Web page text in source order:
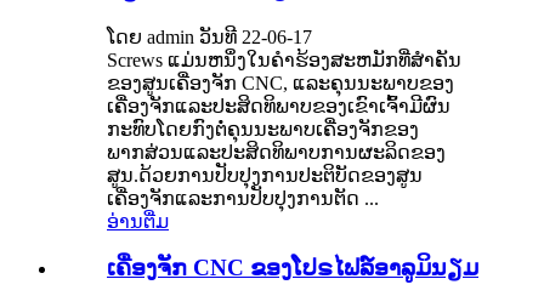
ໂດຍ admin ວັນທີ 22-06-17
Screws ແມ່ນຫນຶ່ງໃນຄໍາຮ້ອງສະຫມັກທີ່ສໍາຄັນ
ຂອງສູນເຄື່ອງຈັກ CNC, ແລະຄຸນນະພາບຂອງ
ເຄື່ອງຈັກແລະປະສິດທິພາບຂອງເຂົາເຈົ້າມີຜົນ
ກະທົບໂດຍກົງຕໍ່ຄຸນນະພາບເຄື່ອງຈັກຂອງ
ພາກສ່ວນແລະປະສິດທິພາບການຜະລິດຂອງ
ສູນ.ດ້ວຍການປັບປຸງການປະຕິບັດຂອງສູນ
ເຄື່ອງຈັກແລະການປັບປຸງການຕັດ ...
ອ່ານ​ຕື່ມ
ເຄື່ອງຈັກ CNC ຂອງໂປຣໄຟລ໌ອາລູມິນຽມ